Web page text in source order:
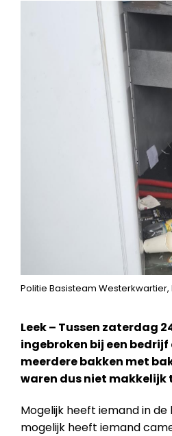
Politie Basisteam
Leek – Tussen zaterdag
ingebroken bij een
meerdere bakken met
waren dus niet makkelijk
Mogelijk heeft iemand in
mogelijk heeft iemand